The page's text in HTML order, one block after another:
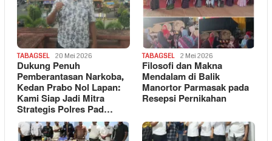
TABAGSEL 20 Mei 2026
Dukung Penuh
Pemberantasan Narkoba,
Kedan Prabo Nol Lapan:
Kami Siap Jadi Mitra
Strategis Polres Pad…
TABAGSEL 2 Mei 2026
Filosofi dan Makna
Mendalam di Balik
Manortor Parmasak pada
Resepsi Pernikahan